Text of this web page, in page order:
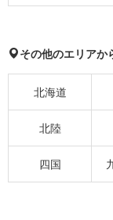
その他のエリアか
北海道
北陸
四国